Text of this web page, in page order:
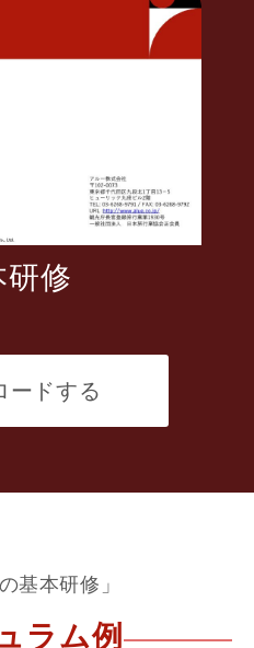
研修
ードする
基本研修」
ラム例